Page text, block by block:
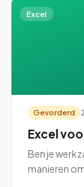
Excel
Gevorderd
Excel
Ben je
manieren